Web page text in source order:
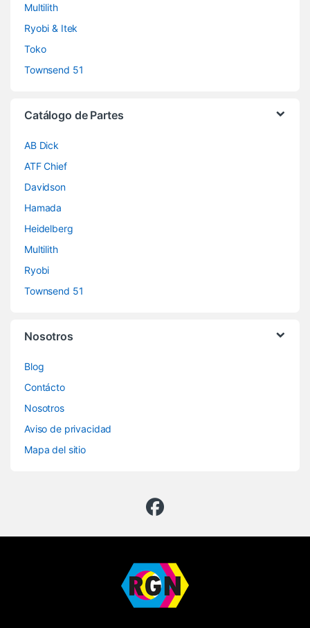
Multilith
Ryobi & Itek
Toko
Townsend 51
Catálogo de Partes
AB Dick
ATF Chief
Davidson
Hamada
Heidelberg
Multilith
Ryobi
Townsend 51
Nosotros
Blog
Contácto
Nosotros
Aviso de privacidad
Mapa del sitio